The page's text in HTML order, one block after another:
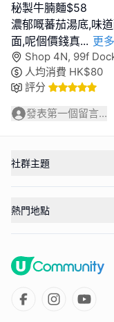
秘製牛腩麵$58
濃郁嘅蕃茄湯底,味
面,呢個價錢真... 更多
Shop 4N, 99f
人均消費 HK$80
評分
發表第一個留言...
社群主題
熱門地點